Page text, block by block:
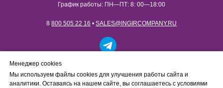
Менеджер cookies
Мы используем файлы cookies для улучшения работы сайта и
аналитики. Оставаясь на нашем сайте, вы соглашаетесь с условиями
Работаем только с юридическими лицами в рамках
B2B-сотрудничества. Сайт носит информационный
характер, не является интернет-магазином и не
осуществляет розничную продажу товаров
График работы: ПН—ПТ: 8: 00—18:00
8 800 505 22 16 • SALES@INGIRCOMPANY.RU